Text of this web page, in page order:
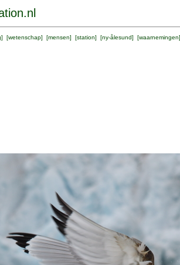
] [wetenschap] [mensen] [station] [ny-ålesund] [waarnemingen